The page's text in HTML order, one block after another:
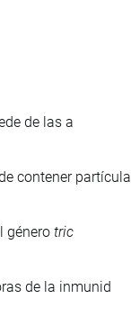
de las a
contener partícula
género tric
de la inmunid